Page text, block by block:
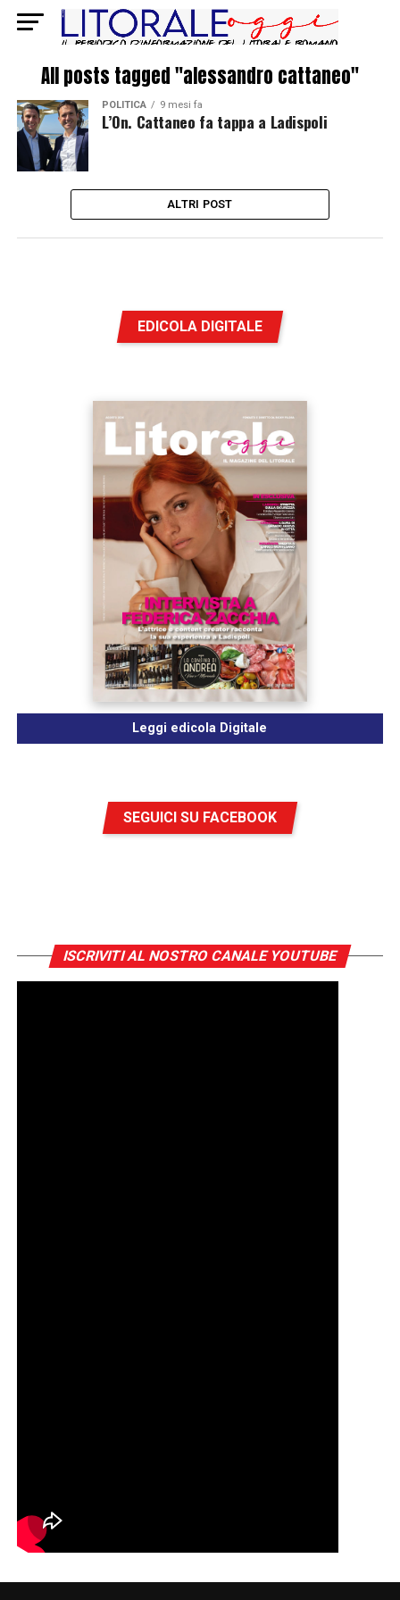
All posts tagged "alessandro cattaneo"
POLITICA 9 mesi fa
L’On. Cattaneo fa tappa a Ladispoli
ALTRI POST
EDICOLA DIGITALE
Leggi edicola Digitale
SEGUICI SU FACEBOOK
ISCRIVITI AL NOSTRO CANALE YOUTUBE